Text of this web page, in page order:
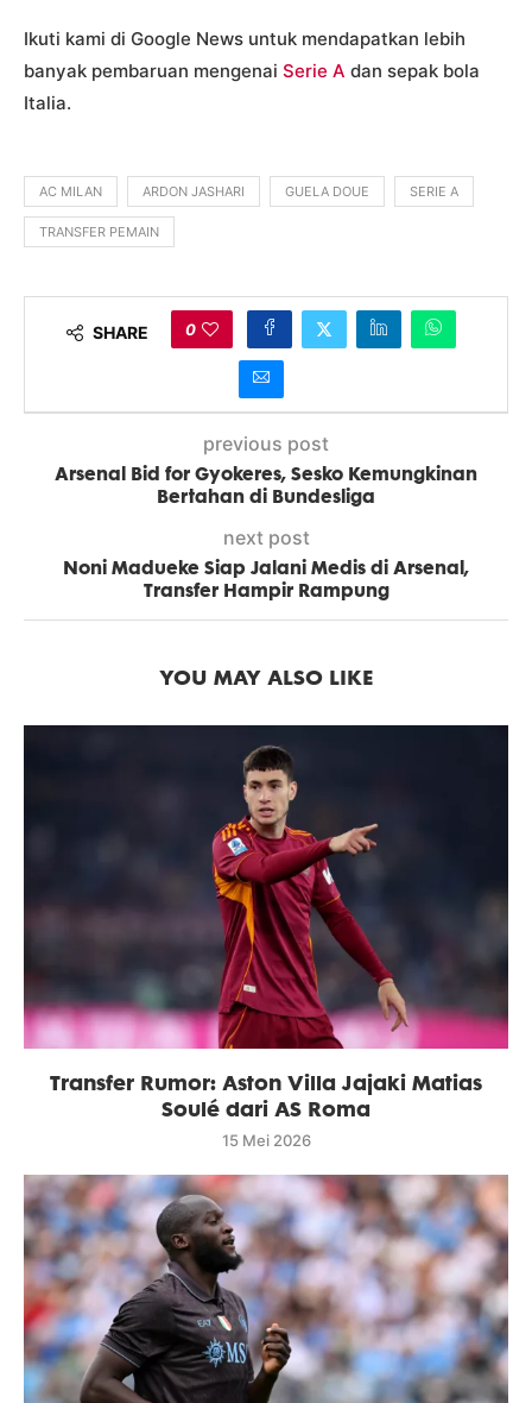
Ikuti kami di Google News untuk mendapatkan lebih
banyak pembaruan mengenai Serie A dan sepak bola
Italia.
AC MILAN ARDON JASHARI GUELA DOUE SERIE A
TRANSFER PEMAIN
SHARE 0
previous post
Arsenal Bid for Gyokeres, Sesko Kemungkinan
Bertahan di Bundesliga
next post
Noni Madueke Siap Jalani Medis di Arsenal,
Transfer Hampir Rampung
YOU MAY ALSO LIKE
Transfer Rumor: Aston Villa Jajaki Matias
Soulé dari AS Roma
15 Mei 2026